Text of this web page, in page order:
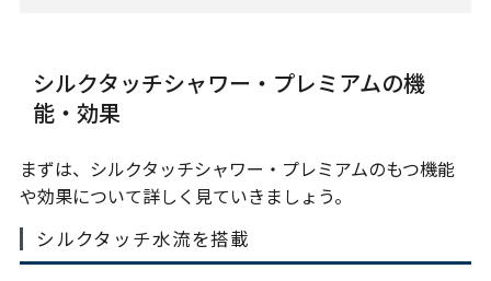
シルクタッチシャワー・プレミアムの機
能・効果
まずは、シルクタッチシャワー・プレミアムのもつ機能
や効果について詳しく見ていきましょう。
シルクタッチ水流を搭載